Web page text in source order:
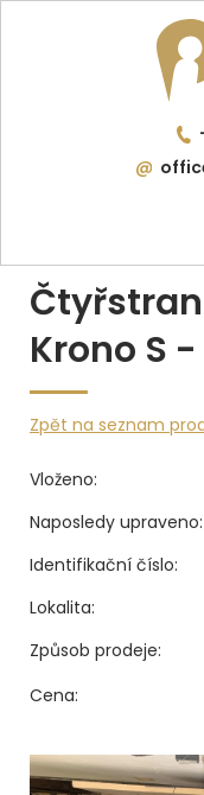
Krono S
Zpět na seznam
Vloženo:
Naposledy upraveno:
Identifikační číslo:
Lokalita:
Způsob prodeje:
Cena: